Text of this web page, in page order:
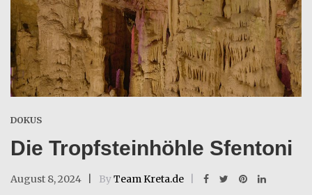
DOKUS
Die Tropfsteinhöhle Sfentoni
August 8, 2024 ByTeam Kreta.de